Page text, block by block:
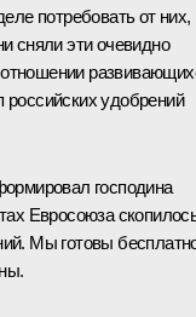
потребовать от них,
сняли эти очевидно
российских удобрений
господина
Евросоюза
Мы готовы